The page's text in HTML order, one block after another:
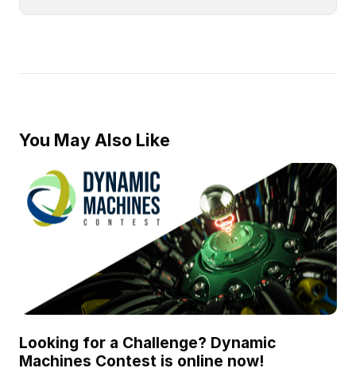
You May Also Like
Looking for a Challenge? Dynamic
Machines Contest is online now!